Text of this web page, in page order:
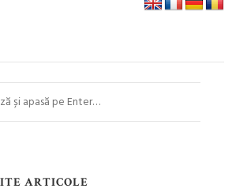
ARTICOLE